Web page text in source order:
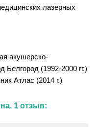
лазерных
акушерско-
Белгород (1992-2000 гг.)
Атлас (2014 г.)
1 отзыв: